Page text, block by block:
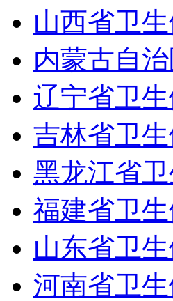
山西省卫
内蒙古自
辽宁省卫
吉林省卫
黑龙江省
福建省卫
山东省卫
河南省卫